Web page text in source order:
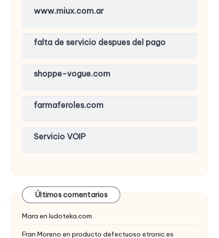
www.miux.com.ar
falta de servicio despues del pago
shoppe-vogue.com
farmaferoles.com
Servicio VOIP
Últimos comentarios
Mara en ludoteka.com
Fran Moreno en producto defectuoso etronic.es